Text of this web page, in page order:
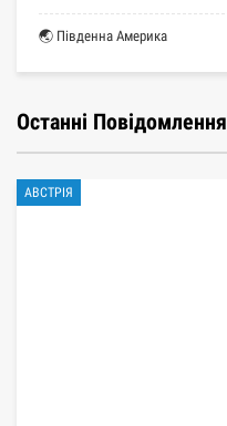
🌏 Південна Америка
Останні Повідомлення
АВСТРІЯ